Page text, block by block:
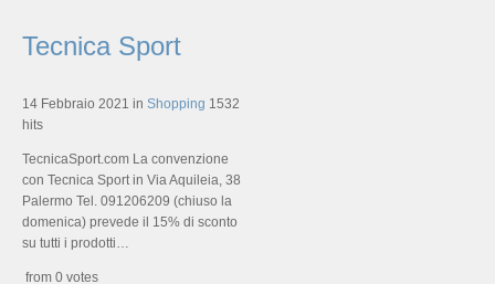
Tecnica Sport
14 Febbraio 2021 in Shopping 1532
hits
TecnicaSport.com La convenzione
con Tecnica Sport in Via Aquileia, 38
Palermo Tel. 091206209 (chiuso la
domenica) prevede il 15% di sconto
su tutti i prodotti…
from 0 votes